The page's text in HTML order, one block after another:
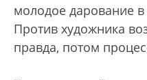
молодое дарование
Против художника
правда, потом